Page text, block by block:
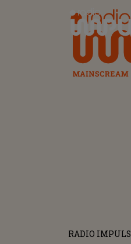
Radio Impuls
RADIO IMPULS